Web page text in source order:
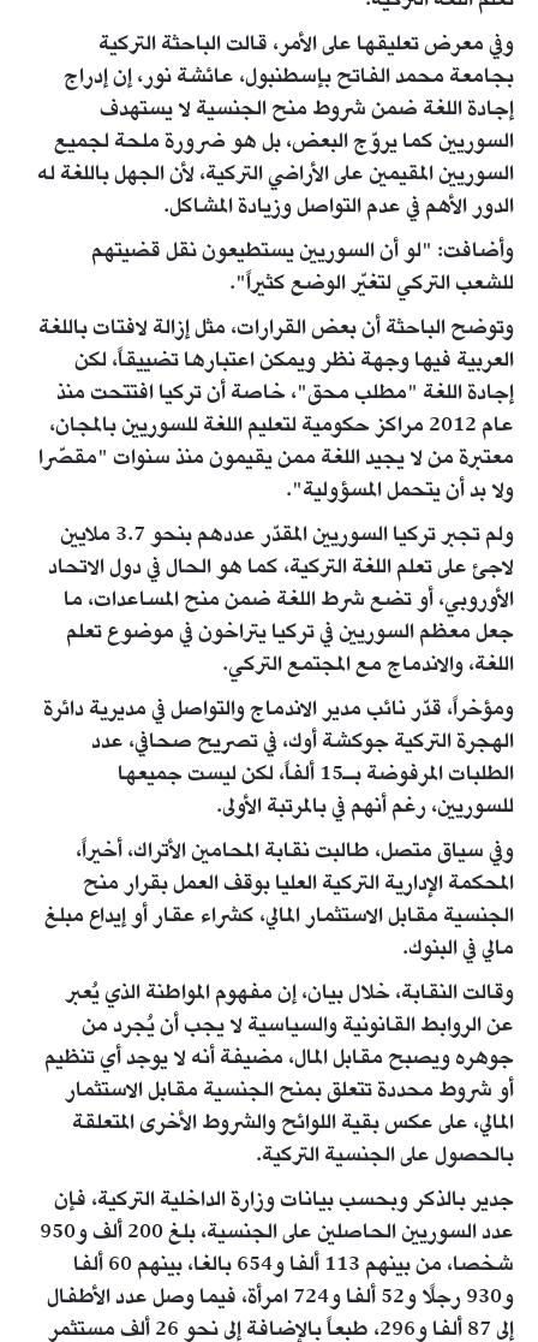
وفي معرض تعليقها على الأمر، قالت الباحثة التركية
بجامعة محمد الفاتح بإسطنبول، عائشة نور، إن إدراج
إجادة اللغة ضمن شروط منح الجنسية لا يستهدف
السوريين كما يروّج البعض، بل هو ضرورة ملحة لجميع
السوريين المقيمين على الأراضي التركية، لأن الجهل باللغة له
الدور الأهم في عدم التواصل وزيادة المشاكل.
وأضافت: "لو أن السوريين يستطيعون نقل قضيتهم
للشعب التركي لتغيّر الوضع كثيراً".
وتوضح الباحثة أن بعض القرارات، مثل إزالة لافتات باللغة
العربية فيها وجهة نظر ويمكن اعتبارها تضييقاً، لكن
إجادة اللغة "مطلب محق"، خاصة أن تركيا افتتحت منذ
عام 2012 مراكز حكومية لتعليم اللغة للسوريين بالمجان،
معتبرة من لا يجيد اللغة ممن يقيمون منذ سنوات "مقصّرا
ولا بد أن يتحمل المسؤولية".
ولم تجبر تركيا السوريين المقدّر عددهم بنحو 3.7 ملايين
لاجئ على تعلم اللغة التركية، كما هو الحال في دول الاتحاد
الأوروبي، أو تضع شرط اللغة ضمن منح المساعدات، ما
جعل معظم السوريين في تركيا يتراخون في موضوع تعلم
اللغة، والاندماج مع المجتمع التركي.
ومؤخراً، قدّر نائب مدير الاندماج والتواصل في مديرية دائرة
الهجرة التركية جوكشة أوك، في تصريح صحافي، عدد
الطلبات المرفوضة بـ15 ألفاً، لكن ليست جميعها
للسوريين، رغم أنهم في بالمرتبة الأولى.
وفي سياق متصل، طالبت نقابة المحامين الأتراك، أخيراً،
المحكمة الإدارية التركية العليا بوقف العمل بقرار منح
الجنسية مقابل الاستثمار المالي، كشراء عقار أو إيداع مبلغ
مالي في البنوك.
وقالت النقابة، خلال بيان، إن مفهوم المواطنة الذي يُعبر
عن الروابط القانونية والسياسية لا يجب أن يُجرد من
جوهره ويصبح مقابل المال، مضيفة أنه لا يوجد أي تنظيم
أو شروط محددة تتعلق بمنح الجنسية مقابل الاستثمار
المالي، على عكس بقية اللوائح والشروط الأخرى المتعلقة
بالحصول على الجنسية التركية.
جدير بالذكر وبحسب بيانات وزارة الداخلية التركية، فإن
عدد السوريين الحاصلين على الجنسية، بلغ 200 ألف و950
شخصا، من بينهم 113 ألفا و654 بالغا، بينهم 60 ألفا
و930 رجلًا و52 ألفا و724 امرأة، فيما وصل عدد الأطفال
إلى 87 ألفا و296، طبعاً بالإضافة إلى نحو 26 ألف مستثمر